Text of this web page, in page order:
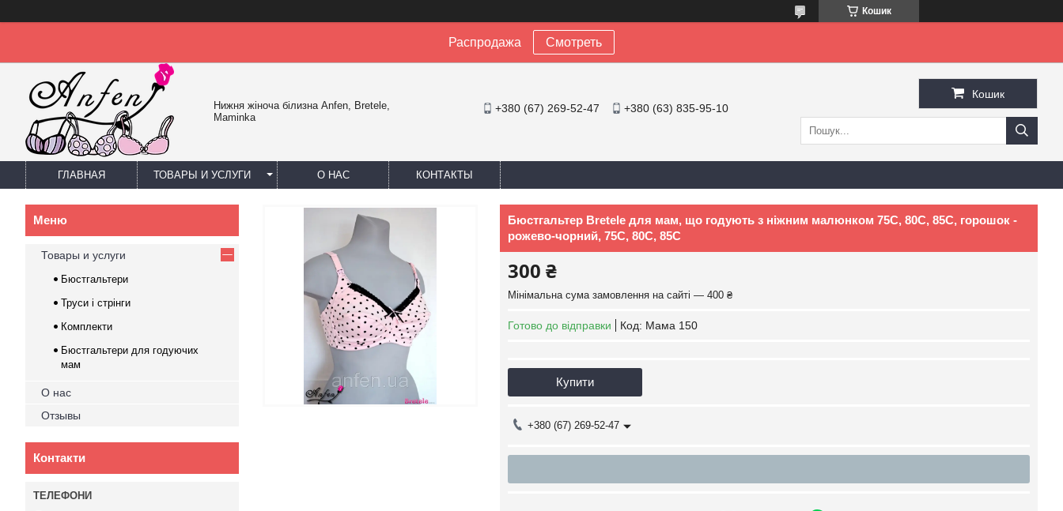
Кошик
Распродажа Смотреть
Нижня жіноча білизна Anfen, Bretele,
Maminka
+380 (67) 269-52-47 +380 (63) 835-95-10
Кошик
ГЛАВНАЯ ТОВАРЫ И УСЛУГИ О НАС КОНТАКТЫ
Бюстгальтер Bretele для мам, що годують з ніжним малюнком 75C, 80C, 85C, горошок -
рожево-чорний, 75C, 80C, 85C
300 ₴
Мінімальна сума замовлення на сайті — 400 ₴
Готово до відправки Код: Мама 150
Купити
+380 (67) 269-52-47
Товары и услуги
Бюстгальтери
Труси і стрінги
Комплекти
Бюстгальтери для годуючих
мам
О нас
Отзывы
Контакти